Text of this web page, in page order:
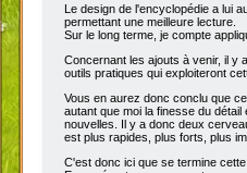
Le design de l'encyclopédie a lui
permettant une meilleure lecture.
Sur le long terme, je compte
Concernant les ajouts à venir, il y
outils pratiques qui exploiteront
Vous en aurez donc conclu que
autant que moi la finesse du
nouvelles. Il y a donc deux
est plus rapides, plus forts, plus
C'est donc ici que se termine